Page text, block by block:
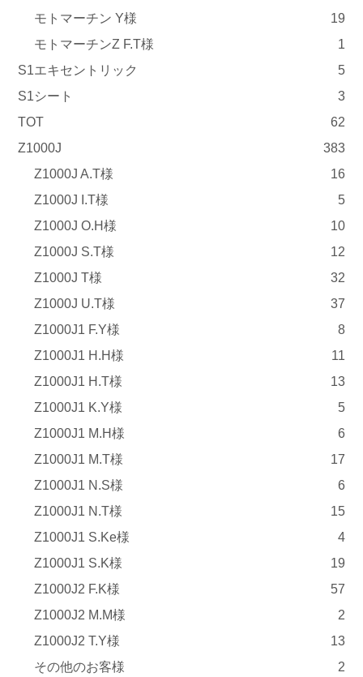
モトマーチン Y様
19
モトマーチンZ F.T様
1
S1エキセントリック
5
S1シート
3
TOT
62
Z1000J
383
Z1000J A.T様
16
Z1000J I.T様
5
Z1000J O.H様
10
Z1000J S.T様
12
Z1000J T様
32
Z1000J U.T様
37
Z1000J1 F.Y様
8
Z1000J1 H.H様
11
Z1000J1 H.T様
13
Z1000J1 K.Y様
5
Z1000J1 M.H様
6
Z1000J1 M.T様
17
Z1000J1 N.S様
6
Z1000J1 N.T様
15
Z1000J1 S.Ke様
4
Z1000J1 S.K様
19
Z1000J2 F.K様
57
Z1000J2 M.M様
2
Z1000J2 T.Y様
13
その他のお客様
2